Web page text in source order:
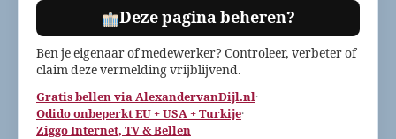
Deze pagina beheren?
Ben je eigenaar of medewerker? Controleer, verbeter of
claim deze vermelding vrijblijvend.
Gratis bellen via AlexandervanDijl.nl·
Odido onbeperkt EU + USA + Turkije·
Ziggo Internet, TV & Bellen